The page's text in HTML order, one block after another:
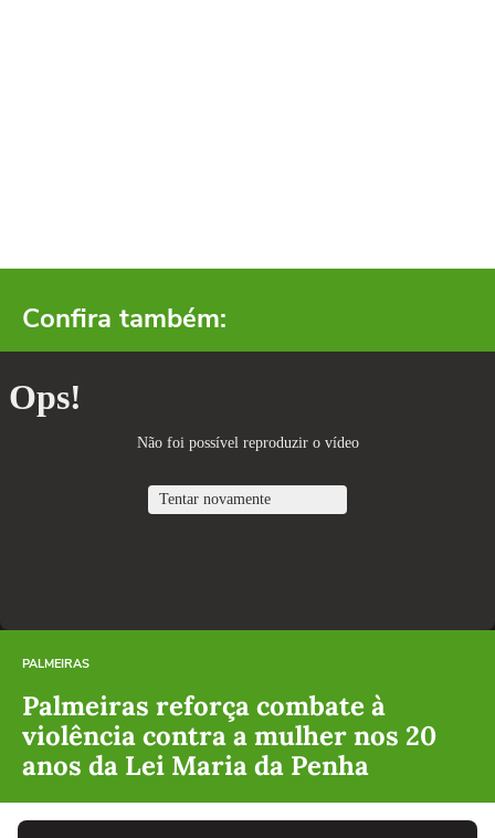
Confira também:
PALMEIRAS
Palmeiras reforça combate à
violência contra a mulher nos 20
anos da Lei Maria da Penha